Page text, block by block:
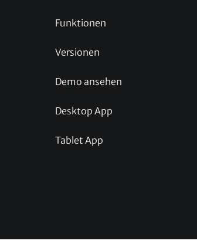
Funktionen
Versionen
Demo ansehen
Desktop App
Tablet App